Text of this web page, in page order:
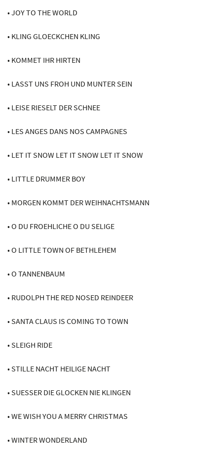
• JOY TO THE WORLD
• KLING GLOECKCHEN KLING
• KOMMET IHR HIRTEN
• LASST UNS FROH UND MUNTER SEIN
• LEISE RIESELT DER SCHNEE
• LES ANGES DANS NOS CAMPAGNES
• LET IT SNOW LET IT SNOW LET IT SNOW
• LITTLE DRUMMER BOY
• MORGEN KOMMT DER WEIHNACHTSMANN
• O DU FROEHLICHE O DU SELIGE
• O LITTLE TOWN OF BETHLEHEM
• O TANNENBAUM
• RUDOLPH THE RED NOSED REINDEER
• SANTA CLAUS IS COMING TO TOWN
• SLEIGH RIDE
• STILLE NACHT HEILIGE NACHT
• SUESSER DIE GLOCKEN NIE KLINGEN
• WE WISH YOU A MERRY CHRISTMAS
• WINTER WONDERLAND